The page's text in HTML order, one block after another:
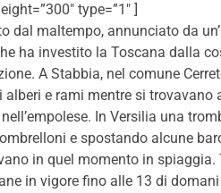
type=”1″ ]
dal maltempo, annunciato da
ha investito la Toscana dalla
A Stabbia, nel comune
e rami mentre si trovavano
In Versilia una
e spostando alcune
in quel momento in
in vigore fino alle 13 di